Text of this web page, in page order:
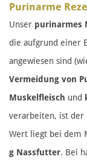
Purinarme
Unser purinarmes
die aufgrund einer
angewiesen sind
Vermeidung von
Muskelfleisch und
verarbeiten, ist der
Wert liegt bei dem
g Nassfutter. Bei